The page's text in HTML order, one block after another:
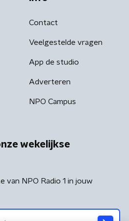
Contact
Veelgestelde vragen
App de studio
Adverteren
NPO Campus
wekelijkse
van NPO Radio 1 in jouw